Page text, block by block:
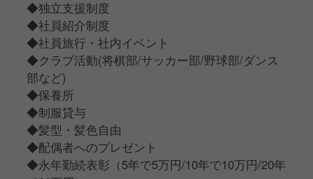
◆独立支援制度
◆社員紹介制度
◆社員旅行・社内イベント
◆クラブ活動(将棋部/サッカー部/野球部/ダンス
部など)
◆保養所
◆制服貸与
◆髪型・髪色自由
◆配偶者へのプレゼント
◆永年勤続表彰（5年で5万円/10年で10万円/20年